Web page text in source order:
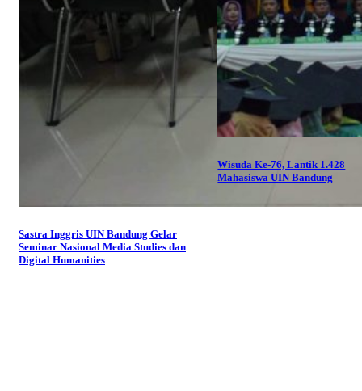
Sastra Inggris UIN Bandung Gelar
Seminar Nasional Media Studies dan
Digital Humanities
Wisuda Ke-76, Lantik 1.428
Mahasiswa UIN Bandung